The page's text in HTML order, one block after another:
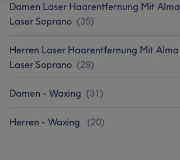
Damen Laser Haarentfernung Mit Alma
Laser Soprano (35)
Herren Laser Haarentfernung Mit Alma
Laser Soprano (28)
Damen - Waxing (31)
Herren - Waxing (20)